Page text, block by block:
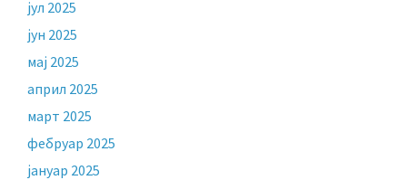
јул 2025
јун 2025
мај 2025
април 2025
март 2025
фебруар 2025
јануар 2025